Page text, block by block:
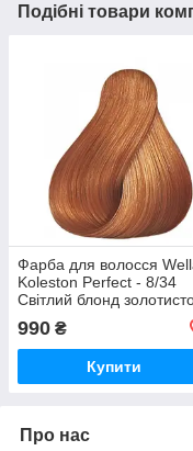
Подібні товари
Фарба для волосся
Koleston Perfect - 8/34
Світлий блонд
червоний
990 ₴
Купити
Про нас